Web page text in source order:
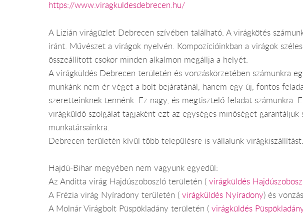
https://www.viragkuldesdebrecen.hu/
A Lizián virágüzlet Debrecen szívében található. A virágkötés
iránt. Művészet a virágok nyelvén. Kompozícióinkban a virágok
összeállított csokor minden alkalmon megállja a helyét.
A virágküldés Debrecen területén és vonzáskörzetében számunkra
munkánk nem ér véget a bolt bejáratánál, hanem egy új, fontos
szeretteinknek tennénk. Ez nagy, és megtisztelő feladat számunkra.
virágküldő szolgálat tagjaként ezt az egységes minőséget
munkatársainkra.
Debrecen területén kívül több településre is vállalunk virágkiszállítást.
Hajdú-Bihar megyében nem vagyunk egyedül:
Az Anditta virág Hajdúszoboszló területén ( virágküldés
A Frézia virág Nyíradony területén ( virágküldés Nyíradony) és
A Molnár Virágbolt Püspökladány területén ( virágküldés